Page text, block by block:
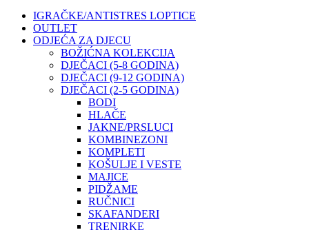
IGRAČKE/ANTISTRES LOPTICE
OUTLET
ODJEĆA ZA DJECU
BOŽIĆNA KOLEKCIJA
DJEČACI (5-8 GODINA)
DJEČACI (9-12 GODINA)
DJEČACI (2-5 GODINA)
BODI
HLAČE
JAKNE/PRSLUCI
KOMBINEZONI
KOMPLETI
KOŠULJE I VESTE
MAJICE
PIDŽAME
RUČNICI
SKAFANDERI
TRENIRKE